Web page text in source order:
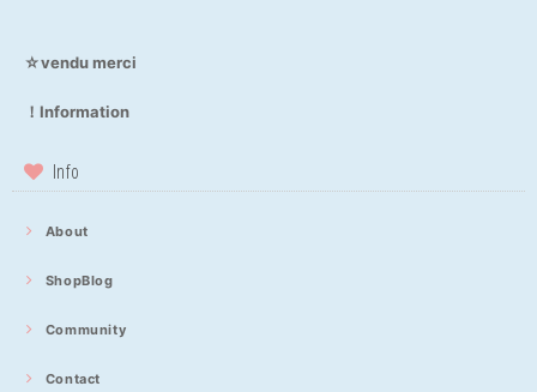
☆vendu merci
！Information
Info
About
ShopBlog
Community
Contact